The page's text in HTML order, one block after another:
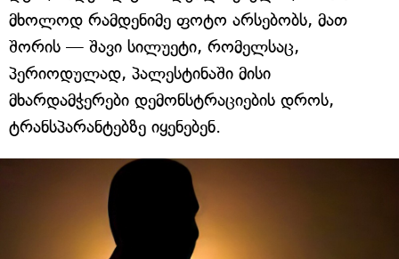
მხოლოდ რამდენიმე ფოტო არსებობს, მათ
შორის — შავი სილუეტი, რომელსაც,
პერიოდულად, პალესტინაში მისი
მხარდამჭერები დემონსტრაციების დროს,
ტრანსპარანტებზე იყენებენ.